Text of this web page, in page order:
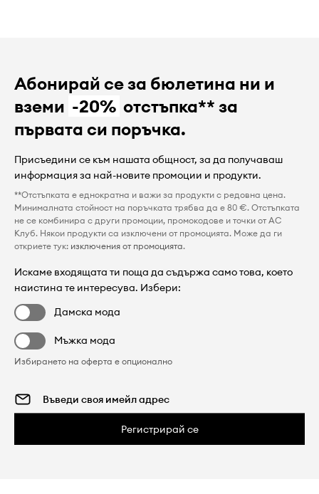
Абонирай се за бюлетина ни и
вземи -20% отстъпка** за
първата си поръчка.
Присъедини се към нашата общност, за да получаваш
информация за най-новите промоции и продукти.
**Отстъпката е еднократна и важи за продукти с редовна цена.
Минималната стойност на поръчката трябва да е 80 €. Отстъпката
не се комбинира с други промоции, промокодове и точки от AC
Клуб. Някои продукти са изключени от промоцията. Може да ги
откриете тук: изключения от промоцията.
Искаме входящата ти поща да съдържа само това, което
наистина те интересува. Избери:
Дамска мода
Мъжка мода
Избирането на оферта е опционално
Регистрирай се